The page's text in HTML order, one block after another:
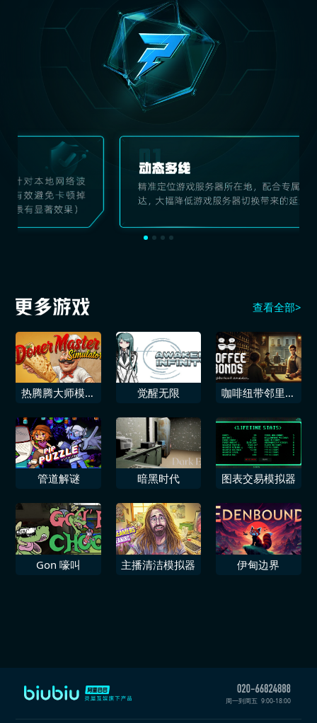
查看全部>
热腾腾大师模拟
觉醒无限
咖啡纽带邻里模
管道解谜 暗黑时代 图表交易模拟器
Gon 嚎叫 主播清洁模拟器 伊甸边界
周一到周五 9:00-18:00